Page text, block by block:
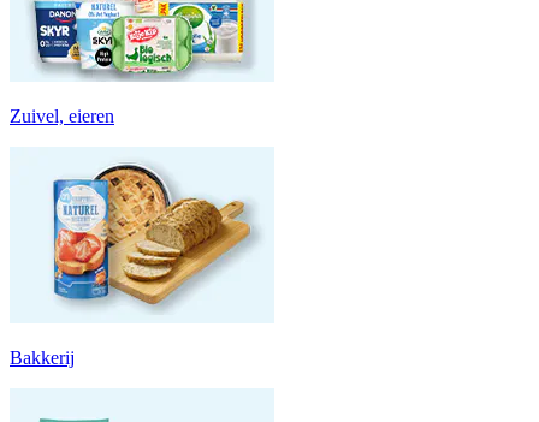
Zuivel, eieren
Bakkerij